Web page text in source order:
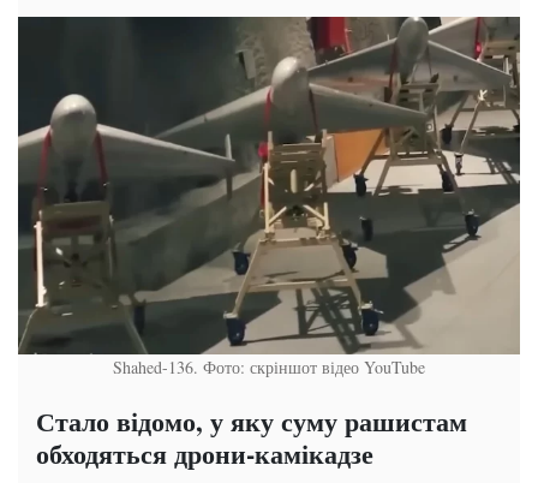
Shahed-136. Фото: скріншот відео YouTube
Стало відомо, у яку суму рашистам
обходяться дрони-камікадзе